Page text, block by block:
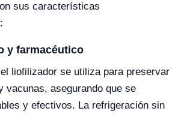
sus características
y farmacéutico
liofilizador se utiliza para preservar
vacunas, asegurando que se
y efectivos. La refrigeración sin